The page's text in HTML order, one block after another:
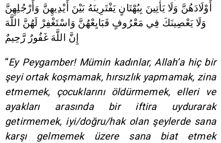
أَوْلَادَهُنَّ وَلَا يَأْتِينَ بِبُهْتَانٍ يَفْتَرِينَهُ بَيْنَ أَيْدِيهِنَّ وَأَرْجُلِهِنَّ
وَلَا يَعْصِينَكَ فِي مَعْرُوفٍ فَبَايِعْهُنَّ وَاسْتَغْفِرْ لَهُنَّ اللَّهَ
إِنَّ اللَّهَ غَفُورٌ رَّحِيمٌ
“Ey Peygamber! Mümin kadınlar, Allah’a hiç bir
şeyi ortak koşmamak, hırsızlık yapmamak, zina
etmemek, çocuklarını öldürmemek, elleri ve
ayakları arasında bir iftira uydurarak
getirmemek, iyi/doğru/hak olan şeylerde sana
karşı gelmemek üzere sana biat etmek